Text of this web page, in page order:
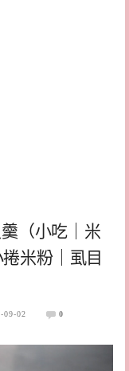
（小吃｜米
米粉｜虱目
09-02 0